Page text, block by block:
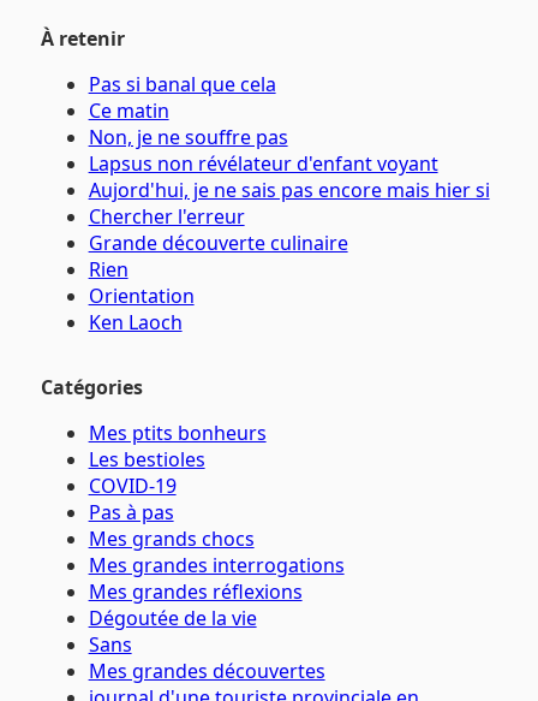
À retenir
Pas si banal que cela
Ce matin
Non, je ne souffre pas
Lapsus non révélateur d'enfant voyant
Aujord'hui, je ne sais pas encore mais hier si
Chercher l'erreur
Grande découverte culinaire
Rien
Orientation
Ken Laoch
Catégories
Mes ptits bonheurs
Les bestioles
COVID-19
Pas à pas
Mes grands chocs
Mes grandes interrogations
Mes grandes réflexions
Dégoutée de la vie
Sans
Mes grandes découvertes